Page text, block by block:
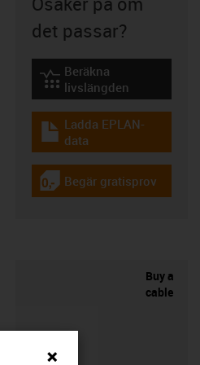
det passar?
igus-icon-lebensdauerrechner
Beräkna
livslängden
igus-icon-download-plan
Ladda EPLAN-
data
igus-icon-gratismuster
Begär gratisprov
Buy a
cable